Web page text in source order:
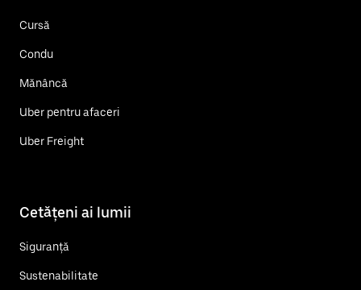
Cursă
Condu
Mănâncă
Uber pentru afaceri
Uber Freight
Cetățeni ai lumii
Siguranță
Sustenabilitate